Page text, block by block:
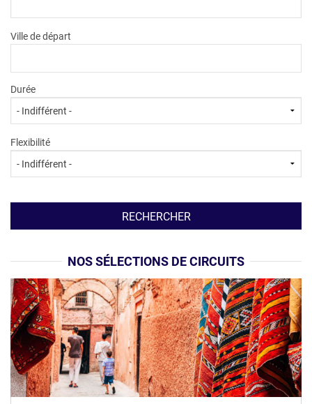
Ville de départ
Durée
Flexibilité
NOS SÉLECTIONS DE CIRCUITS